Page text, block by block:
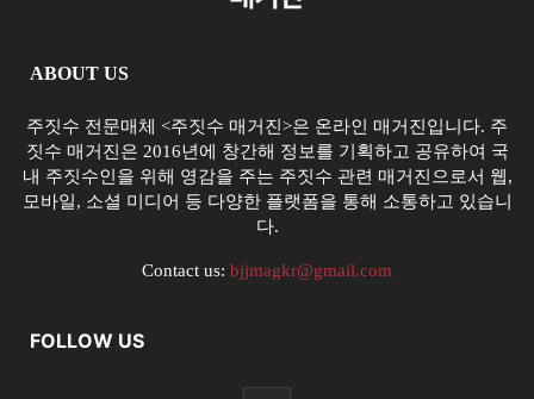
ABOUT US
주짓수 전문매체 <주짓수 매거진>은 온라인 매거진입니다. 주
짓수 매거진은 2016년에 창간해 정보를 기획하고 공유하여 국
내 주짓수인을 위해 영감을 주는 주짓수 관련 매거진으로서 웹,
모바일, 소셜 미디어 등 다양한 플랫폼을 통해 소통하고 있습니
다.
Contact us: bjjmagkr@gmail.com
FOLLOW US